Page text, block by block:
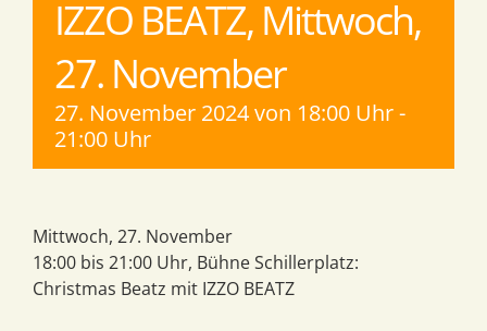
IZZO BEATZ, Mittwoch,
27. November
27. November 2024 von 18:00 Uhr-
21:00 Uhr
Mittwoch, 27. November
18:00 bis 21:00 Uhr, Bühne Schillerplatz:
Christmas Beatz mit IZZO BEATZ